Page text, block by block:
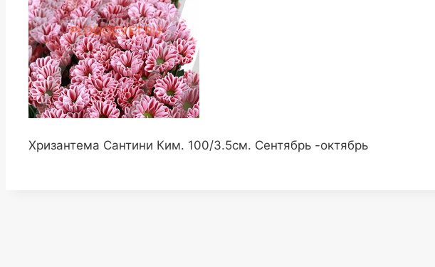
Хризантема Сантини Ким. 100/3.5см. Сентябрь -октябрь